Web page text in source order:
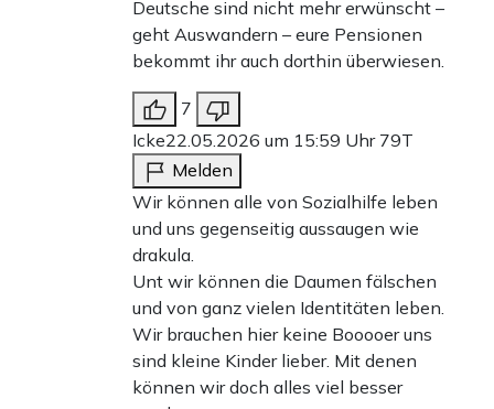
Deutsche sind nicht mehr erwünscht –
geht Auswandern – eure Pensionen
bekommt ihr auch dorthin überwiesen.
7
Icke22.05.2026 um 15:59 Uhr 79T
Melden
Wir können alle von Sozialhilfe leben
und uns gegenseitig aussaugen wie
drakula.
Unt wir können die Daumen fälschen
und von ganz vielen Identitäten leben.
Wir brauchen hier keine Booooer uns
sind kleine Kinder lieber. Mit denen
können wir doch alles viel besser